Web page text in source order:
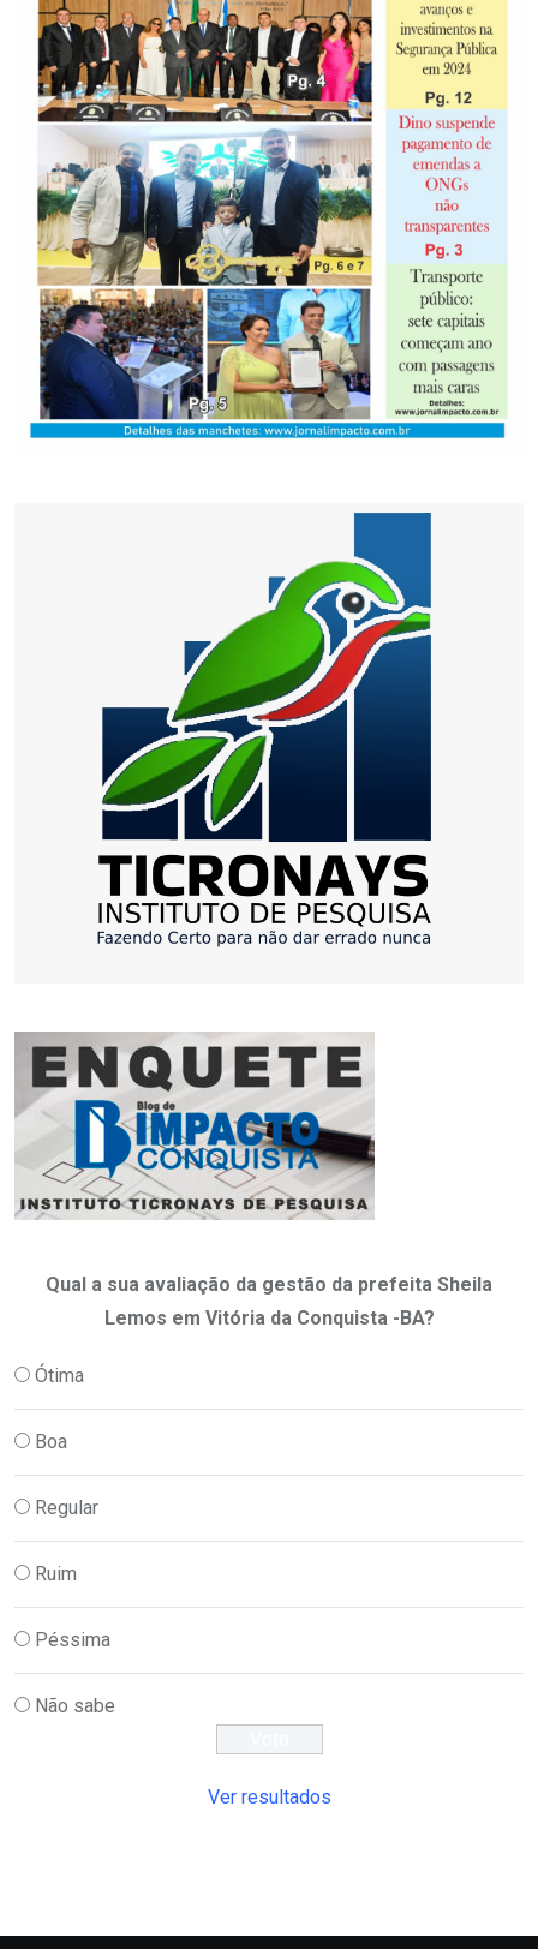
Qual a sua avaliação da gestão da prefeita Sheila
Lemos em Vitória da Conquista -BA?
Ótima
Boa
Regular
Ruim
Péssima
Não sabe
Ver resultados